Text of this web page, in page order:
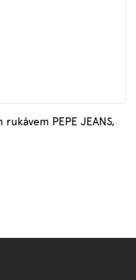
PEPE JEANS,